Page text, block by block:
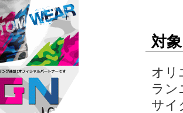
対
オリ
ラン
サイ